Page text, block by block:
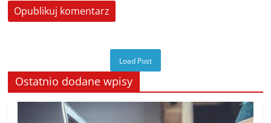
Load Post
Ostatnio dodane wpisy